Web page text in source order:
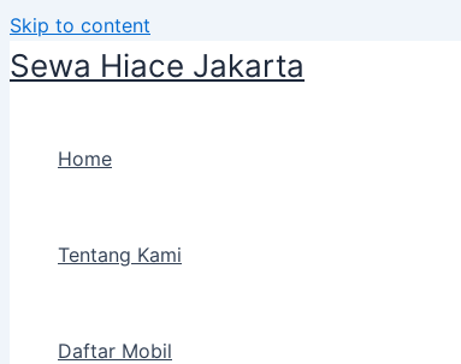
Skip to content
Sewa Hiace Jakarta
Home
Tentang Kami
Daftar Mobil